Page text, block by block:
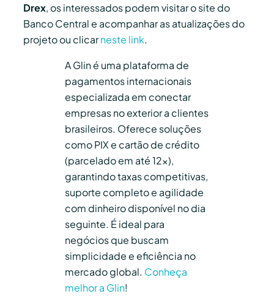
Drex, os interessados podem visitar o site do
Banco Central e acompanhar as atualizações do
projeto ou clicarneste link.
A Glin é uma plataforma de
pagamentos internacionais
especializada em conectar
empresas no exterior a clientes
brasileiros. Oferece soluções
como PIX e cartão de crédito
(parcelado em até 12x),
garantindo taxas competitivas,
suporte completo e agilidade
com dinheiro disponível no dia
seguinte. É ideal para
negócios que buscam
simplicidade e eficiência no
mercado global. Conheça
melhor a Glin!